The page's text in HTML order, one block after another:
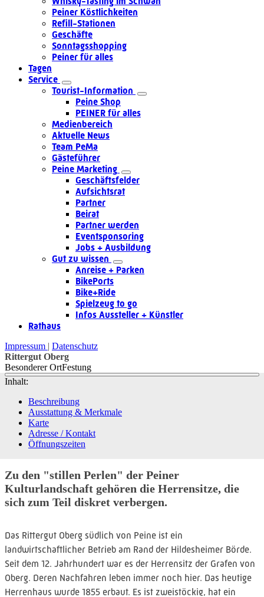
Peiner Köstlichkeiten
Refill-Stationen
Geschäfte
Sonntagsshopping
Peiner für alles
Tagen
Service
Tourist-Information
Peine Shop
PEINER für alles
Medienbereich
Aktuelle News
Team PeMa
Gästeführer
Peine Marketing
Geschäftsfelder
Aufsichtsrat
Partner
Beirat
Partner werden
Eventsponsoring
Jobs + Ausbildung
Gut zu wissen
Anreise + Parken
BikePorts
Bike+Ride
Spielzeug to go
Infos Aussteller + Künstler
Rathaus
Impressum
Datenschutz
Rittergut Oberg
Besonderer OrtFestung
Inhalt:
Beschreibung
Ausstattung & Merkmale
Karte
Adresse / Kontakt
Öffnungszeiten
Zu den "stillen Perlen" der Peiner
Kulturlandschaft gehören die Herrensitze, die
sich zum Teil diskret verbergen.
Das Rittergut Oberg südlich von Peine ist ein
landwirtschaftlicher Betrieb am Rand der Hildesheimer Börde.
Seit dem 12. Jahrhundert war es der Herrensitz der Grafen von
Oberg. Deren Nachfahren leben immer noch hier. Das heutige
Herrenhaus wurde 1855 erbaut. Es ist zweistöckig, hat ein